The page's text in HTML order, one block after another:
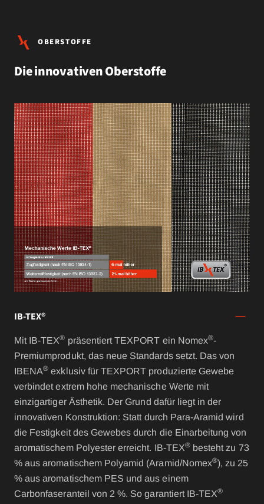
OBERSTOFFE
Die innovativen Oberstoffe
IB-TEX®
Mit IB-TEX® präsentiert TEXPORT ein Nomex®-
Premiumprodukt, das neue Standards setzt. Das von
IBENA® exklusiv für TEXPORT produzierte Gewebe
verbindet extrem hohe mechanische Werte mit
einzigartiger Ästhetik. Der Grund dafür liegt in der
innovativen Konstruktion: Statt durch Para-Aramid wird
die Festigkeit des Gewebes durch die Einarbeitung von
aromatischem Polyester erreicht. IB-TEX®besteht zu 73
% aus aromatischem Polyamid (Aramid/Nomex®), zu 25
% aus aromatischem PES und aus einem
Carbonfaseranteil von 2 %. So garantiert IB-TEX®